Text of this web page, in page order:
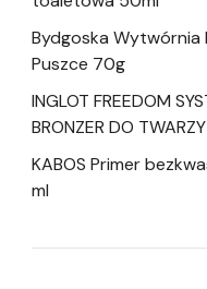
Bydgoska Wytwórnia
Puszce 70g
INGLOT FREEDOM
BRONZER DO
KABOS Primer
ml